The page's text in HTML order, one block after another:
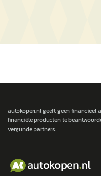
autokopen.nl geeft geen financieel
financiële producten te
vergunde partners.